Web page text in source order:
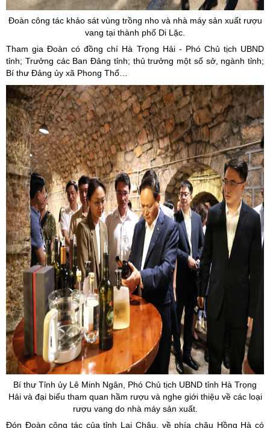
Đoàn công tác khảo sát vùng trồng nho và nhà máy sản xuất rượu
vang tại thành phố Di Lặc.
Tham gia Đoàn có đồng chí Hà Trọng Hải - Phó Chủ tịch UBND
tỉnh; Trưởng các Ban Đảng tỉnh; thủ trưởng một số sở, ngành tỉnh;
Bí thư Đảng ủy xã Phong Thổ…
Bí thư Tỉnh ủy Lê Minh Ngân, Phó Chủ tịch UBND tỉnh Hà Trọng
Hải và đại biểu tham quan hầm rượu và nghe giới thiệu về các loại
rượu vang do nhà máy sản xuất.
Đón Đoàn công tác của tỉnh Lai Châu, về phía châu Hồng Hà có